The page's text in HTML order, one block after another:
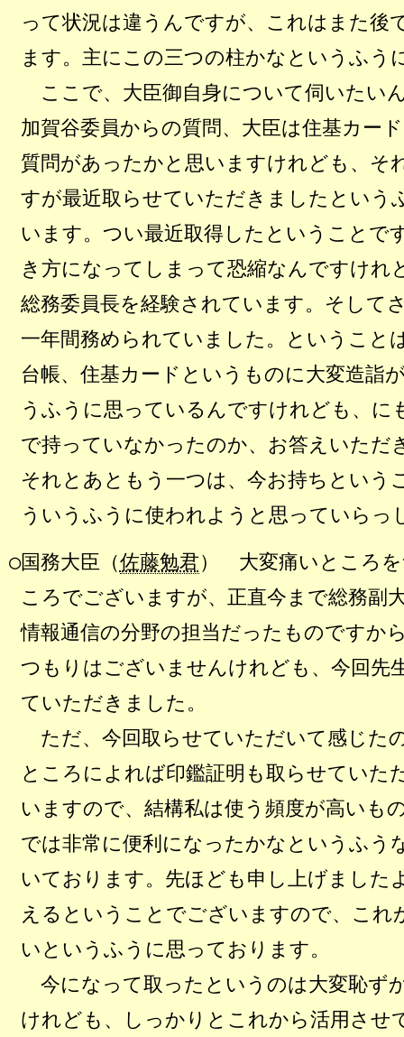
って状況は違うんですが、これはまた後
ます。主にこの三つの柱かなというふう
ここで、大臣御自身について伺いたい
加賀谷委員からの質問、大臣は住基カー
質問があったかと思いますけれども、そ
すが最近取らせていただきましたという
います。つい最近取得したということで
き方になってしまって恐縮なんですけれ
総務委員長を経験されています。そして
一年間務められていました。ということ
台帳、住基カードというものに大変造詣
うふうに思っているんですけれども、に
で持っていなかったのか、お答えいただ
それとあともう一つは、今お持ちという
ういうふうに使われようと思っていらっ
○国務大臣（佐藤勉君） 大変痛いところ
ころでございますが、正直今まで総務副
情報通信の分野の担当だったものですか
つもりはございませんけれども、今回先
ていただきました。
ただ、今回取らせていただいて感じた
ところによれば印鑑証明も取らせていた
いますので、結構私は使う頻度が高いも
では非常に便利になったかなというふう
いております。先ほども申し上げました
えるということでございますので、これ
いというふうに思っております。
今になって取ったというのは大変恥ず
けれども、しっかりとこれから活用させ